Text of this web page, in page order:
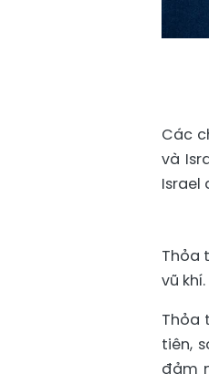
Các
và
Israel
Thỏa
vũ khí.
Thỏa
tiên,
đảm